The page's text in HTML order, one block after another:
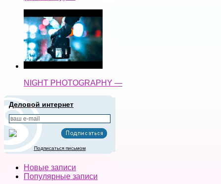
NIGHT PHOTOGRAPHY —
Деловой интернет
Новые записи
Популярные записи